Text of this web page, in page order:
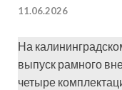
11.06.2026
На
выпуск рамного
четыре